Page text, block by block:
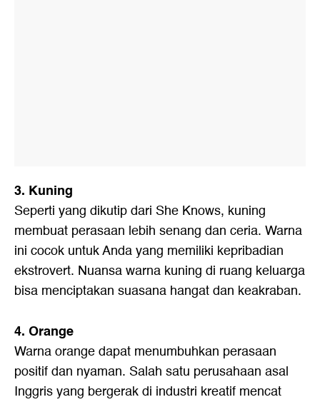
3. Kuning
Seperti yang dikutip dari She Knows, kuning
membuat perasaan lebih senang dan ceria. Warna
ini cocok untuk Anda yang memiliki kepribadian
ekstrovert. Nuansa warna kuning di ruang keluarga
bisa menciptakan suasana hangat dan keakraban.
4. Orange
Warna orange dapat menumbuhkan perasaan
positif dan nyaman. Salah satu perusahaan asal
Inggris yang bergerak di industri kreatif mencat